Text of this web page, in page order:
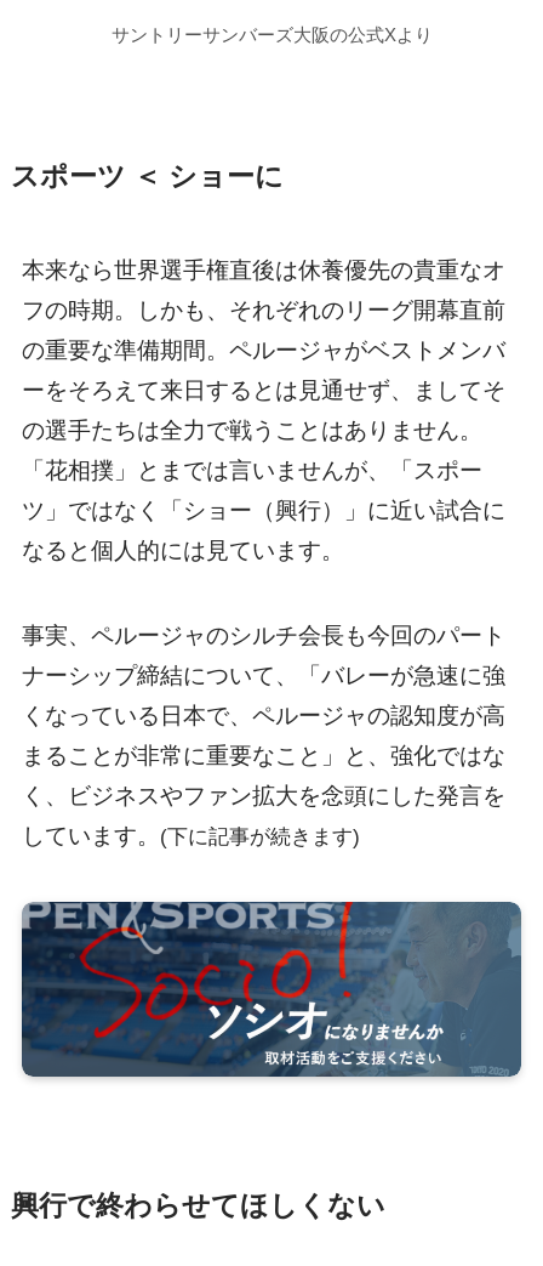
サントリーサンバーズ大阪の公式Xより
スポーツ ＜ ショーに
本来なら世界選手権直後は休養優先の貴重なオ
フの時期。しかも、それぞれのリーグ開幕直前
の重要な準備期間。ペルージャがベストメンバ
ーをそろえて来日するとは見通せず、ましてそ
の選手たちは全力で戦うことはありません。
「花相撲」とまでは言いませんが、「スポー
ツ」ではなく「ショー（興行）」に近い試合に
なると個人的には見ています。
事実、ペルージャのシルチ会長も今回のパート
ナーシップ締結について、「バレーが急速に強
くなっている日本で、ペルージャの認知度が高
まることが非常に重要なこと」と、強化ではな
く、ビジネスやファン拡大を念頭にした発言を
しています。
(下に記事が続きます)
興行で終わらせてほしくない